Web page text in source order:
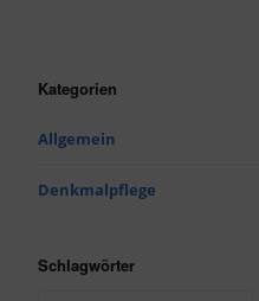
Kategorien
Allgemein
Denkmalpflege
Schlagwörter